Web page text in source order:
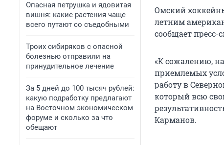
Опасная петрушка и ядовитая
вишня: какие растения чаще
всего путают со съедобными
Троих сибиряков с опасной
болезнью отправили на
принудительное лечение
За 5 дней до 100 тысяч рублей:
какую подработку предлагают
на Восточном экономическом
форуме и сколько за что
обещают
Омский
летним
сообщает пресс-
«К сожалению,
приемлемых
работу в
который всю
Карманов.